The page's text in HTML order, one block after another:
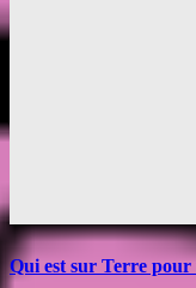
Qui est sur Terre